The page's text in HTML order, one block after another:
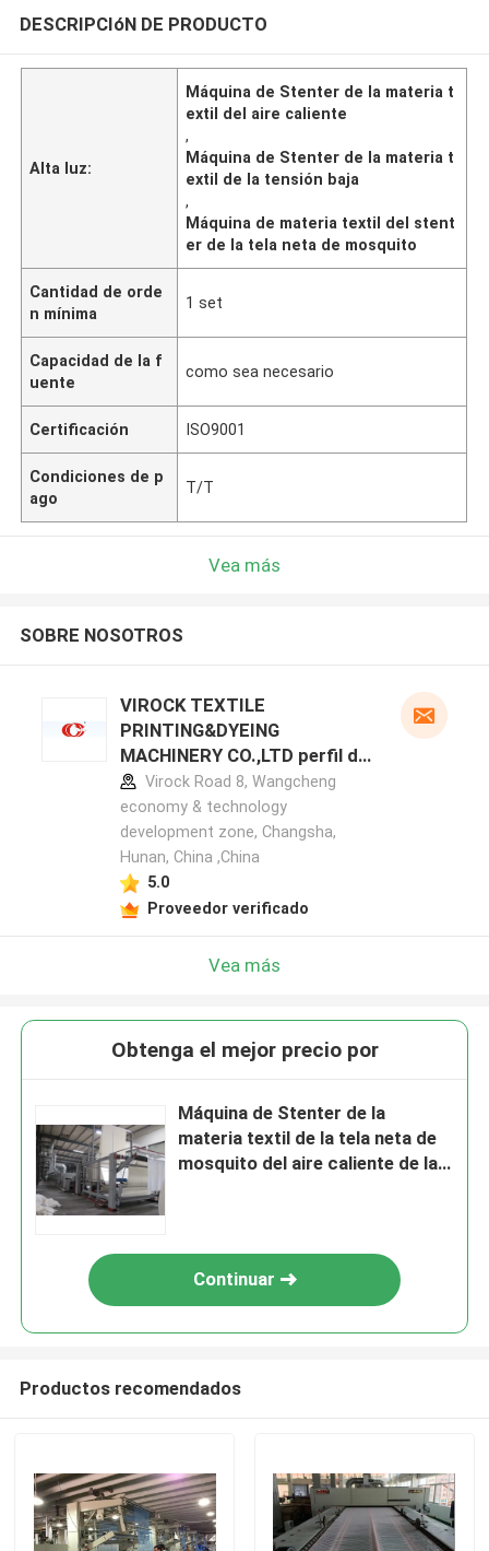
DESCRIPCIóN DE PRODUCTO
Alta luz:
Máquina de Stenter de la materia t
extil del aire caliente
,
Máquina de Stenter de la materia t
extil de la tensión baja
,
Máquina de materia textil del stent
er de la tela neta de mosquito
Cantidad de orde
n mínima
1 set
Capacidad de la f
uente
como sea necesario
Certificación ISO9001
Condiciones de p
ago
T/T
Vea más
SOBRE NOSOTROS
VIROCK TEXTILE
PRINTING&DYEING
MACHINERY CO.,LTD perfil del
fabricante
Virock Road 8, Wangcheng
economy & technology
development zone, Changsha,
Hunan, China ,China
5.0
Proveedor verificado
Vea más
Obtenga el mejor precio por
Máquina de Stenter de la
materia textil de la tela neta de
mosquito del aire caliente de la
Continuar
Productos recomendados